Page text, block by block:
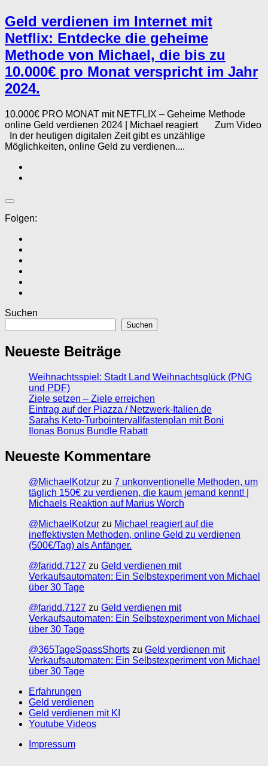
Geld verdienen im Internet mit
Netflix: Entdecke die geheime
Methode von Michael, die bis zu
10.000€ pro Monat verspricht im Jahr
2024.
10.000€ PRO MONAT mit NETFLIX – Geheime Methode
online Geld verdienen 2024 | Michael reagiert Zum Video
In der heutigen digitalen Zeit gibt es unzählige
Möglichkeiten, online Geld zu verdienen....
Folgen:
Suchen
Suchen
Neueste Beiträge
Weihnachtsspiel: Stadt Land Weihnachtsglück (PNG
und PDF)
Ziele setzen – Ziele erreichen
Eintrag auf der Piazza / Netzwerk-Italien.de
Sarahs Keto-Turbointervallfastenplan mit Boni
Ilonas Bonus Bundle Rabatt
Neueste Kommentare
@MichaelKotzur zu 7 unkonventionelle Methoden, um
täglich 150€ zu verdienen, die kaum jemand kennt! |
Michaels Reaktion auf Marius Worch
@MichaelKotzur zu Michael reagiert auf die
ineffektivsten Methoden, online Geld zu verdienen
(500€/Tag) als Anfänger.
@faridd.7127 zu Geld verdienen mit
Verkaufsautomaten: Ein Selbstexperiment von Michael
über 30 Tage
@faridd.7127 zu Geld verdienen mit
Verkaufsautomaten: Ein Selbstexperiment von Michael
über 30 Tage
@365TageSpassShorts zu Geld verdienen mit
Verkaufsautomaten: Ein Selbstexperiment von Michael
über 30 Tage
Erfahrungen
Geld verdienen
Geld verdienen mit KI
Youtube Videos
Impressum